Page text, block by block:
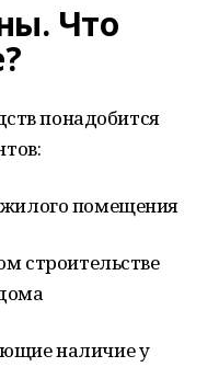
Что
понадобится
помещения
строительстве
наличие у